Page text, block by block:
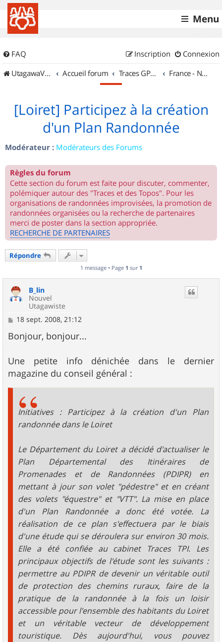
Menu
FAQ Connexion
Inscription
UtagawaVTT (Randos VTT et VTTAE avec traces GPS)
Accueil forum Traces GPS de randos VTT France - Nord Ouest
[Loiret] Participez à la création
d'un Plan Randonnée
Modérateur : Modérateurs des Forums
Règles du forum
Cette section du forum est faite pour discuter, commenter,
polémiquer autour des "Traces et des Topos". Pour les
organisations de randonnées improvisées, la promotion de
randonnées organisées ou la recherche de partenaires
merci de poster dans la section appropriée.
RECHERCHE DE PARTENAIRES
Répondre
1 message • Page 1 sur 1
B_lin
Nouvel
Utagawiste
M
s
s
g
e
18 sept. 2008, 21:12
Bonjour, bonjour...
Une petite info dénichée dans le dernier
magazine du conseil général :
Initiatives : Participez à la création d'un Plan
randonnée dans le Loiret
Le Département du Loiret a décidé d'actualiser le
Plan Départemental des Itinéraires de
Promenades et de Randonnées (PDIPR) en
mettant à jour son volet "pédestre" et en créant
des volets "équestre" et "VTT". La mise en place
d'un Plan Randonnée a donc été votée. La
réalisation de ce plan s'effectuera par le biais
d'une étude qui se déroulera sur environ 30 mois.
Elle a été confiée au cabinet Traces TPI. Les
principaux objectifs de l'étude sont les suivants :
permettre au PDIPR de devenir un véritable outil
de protection des chemins ruraux, faire de la
pratique de la randonnée à la fois un loisir
accessible pour l'ensemble des habitants du Loiret
et un véritable vecteur de développement
touristique. Dès aujourd'hui, vous pouvez